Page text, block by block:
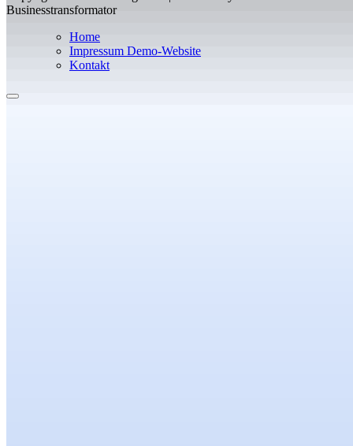
Businesstransformator
Home
Impressum Demo-Website
Kontakt